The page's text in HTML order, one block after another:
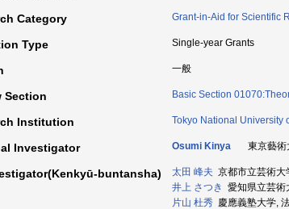
Category Grant-in-Aid for Scientific
Type Single-year Grants
一般
Section Basic Section
Institution Tokyo National University
Investigator Osumi Kinya 東京藝
buntansha) 太田 峰夫 京都市立芸術
井上 さつき 愛知県立芸術
片山 杜秀 慶應義塾大学,